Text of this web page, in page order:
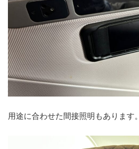
用途に合わせた間接照明もあります。